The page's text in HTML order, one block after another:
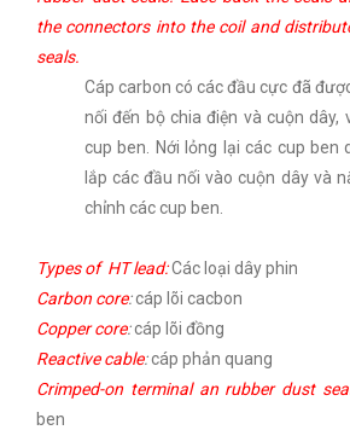
the connectors into the coil and
seals.
Cáp carbon có các đầu cực đã
nối đến bộ chia điện và cuộn dây,
cup ben. Nới lỏng lại các cup ben
lắp các đầu nối vào cuộn dây và
chỉnh các cup ben.
Types of HT lead:Các loại dây phin
Carbon core:cáp lõi cacbon
Copper core:cáp lõi đồng
Reactive cable:cáp phản quang
Crimped-on terminal an rubber dust
ben